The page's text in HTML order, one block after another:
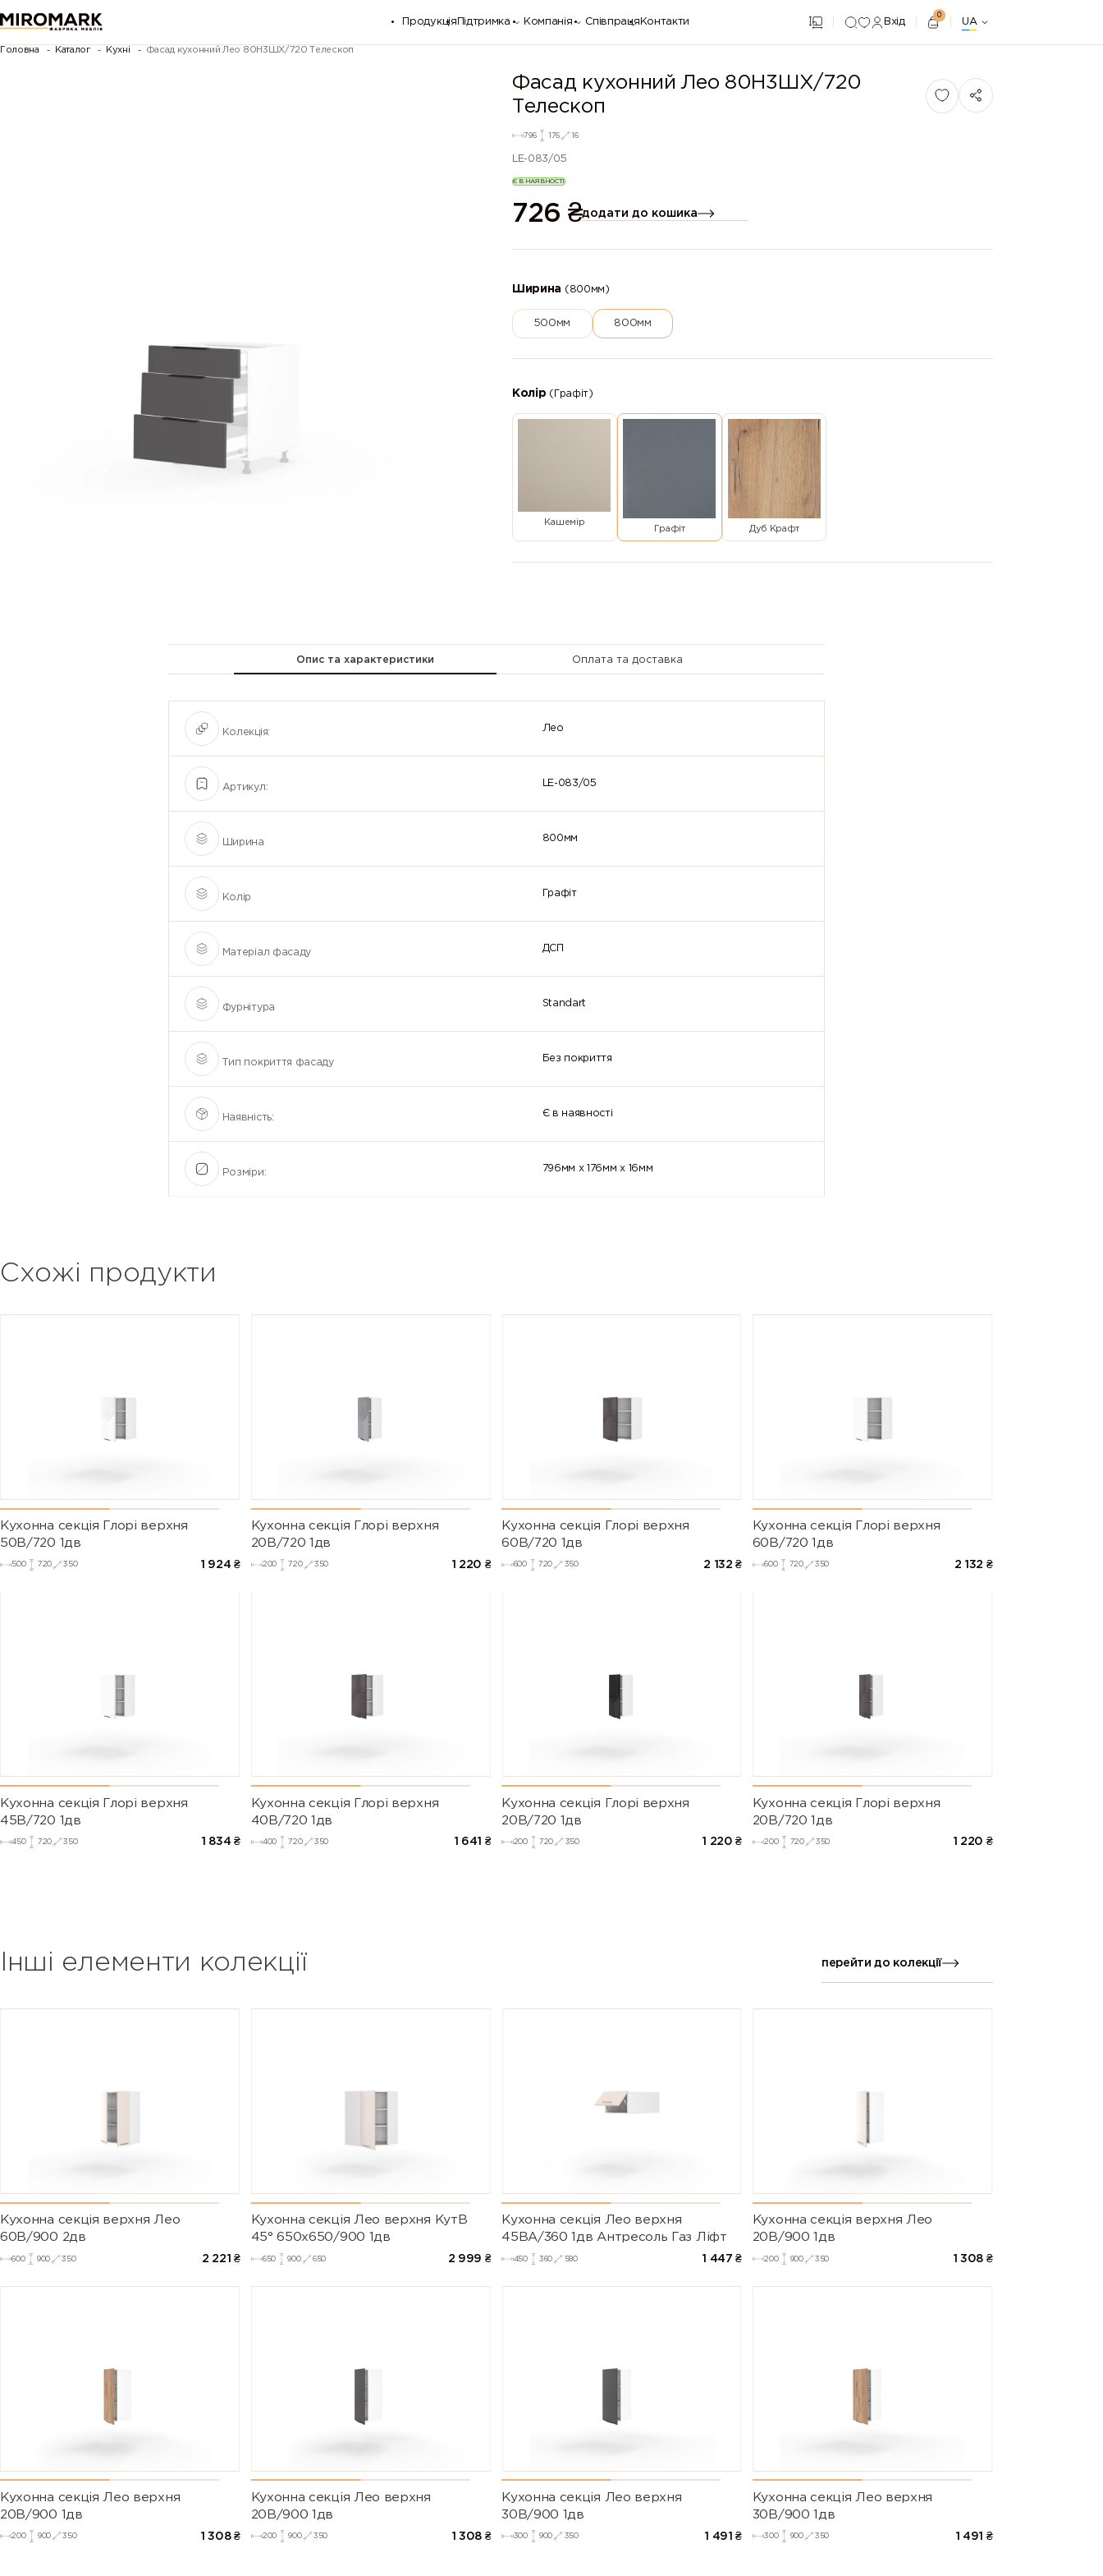
Продукція Підтримка Компанія Співпраця Контакти Вхід
0
UA
Головна Каталог Кухні Фасад кухонний Лео 80Н3ШХ/720 Телескоп
Фасад кухонний Лео 80Н3ШХ/720
Телескоп
796 176 16
LE-083/05
Є В НАЯВНОСТІ
726 ₴додати до кошика
Ширина (800мм)
500мм 800мм
Колір (Графіт)
Кашемір
Графіт Дуб Крафт
Опис та характеристики Оплата та доставка
Колекція: Лео
Артикул: LE-083/05
Ширина 800мм
Колір Графіт
Матеріал фасаду ДСП
Фурнітура Standart
Тип покриття фасаду Без покриття
Наявність: Є в наявності
Розміри: 796мм x 176мм x 16мм
Схожі продукти
Кухонна секція Глорі верхня
50В/720 1дв
500 720 350 1 924 ₴
Кухонна секція Глорі верхня
20В/720 1дв
200 720 350 1 220 ₴
Кухонна секція Глорі верхня
60В/720 1дв
600 720 350 2 132 ₴
Кухонна секція Глорі верхня
60В/720 1дв
600 720 350 2 132 ₴
Кухонна секція Глорі верхня
45В/720 1дв
450 720 350 1 834 ₴
Кухонна секція Глорі верхня
40В/720 1дв
400 720 350 1 641 ₴
Кухонна секція Глорі верхня
20В/720 1дв
200 720 350 1 220 ₴
Кухонна секція Глорі верхня
20В/720 1дв
200 720 350 1 220 ₴
Інші елементи колекції перейти до колекції
Кухонна секція верхня Лео
60В/900 2дв
600 900 350 2 221 ₴
Кухонна секція Лео верхня КутВ
45° 650х650/900 1дв
650 900 650 2 999 ₴
Кухонна секція Лео верхня
45ВА/360 1дв Антресоль Газ Ліфт
450 360 580 1 447 ₴
Кухонна секція верхня Лео
20В/900 1дв
200 900 350 1 308 ₴
Кухонна секція Лео верхня
20В/900 1дв
200 900 350 1 308 ₴
Кухонна секція Лео верхня
20В/900 1дв
200 900 350 1 308 ₴
Кухонна секція Лео верхня
30В/900 1дв
300 900 350 1 491 ₴
Кухонна секція Лео верхня
30В/900 1дв
300 900 350 1 491 ₴